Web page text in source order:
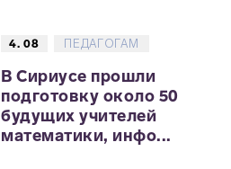
4. 08 ПЕДАГОГАМ
В Сириусе прошли
подготовку около 50
будущих учителей
математики, инфо...